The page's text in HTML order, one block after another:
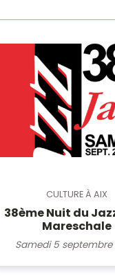
CULTURE À AIX
38ème Nuit du
Mareschale
Samedi 5 septembre